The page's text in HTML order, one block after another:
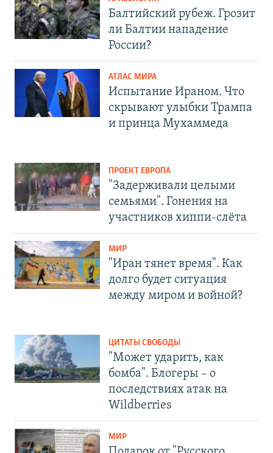
Балтийский рубеж. Грозит
ли Балтии нападение
России?
АТЛАС МИРА
Испытание Ираном. Что
скрывают улыбки Трампа
и принца Мухаммеда
ПРОЕКТ ЕВРОПА
"Задерживали целыми
семьями". Гонения на
участников хиппи-слёта
МИР
"Иран тянет время". Как
долго будет ситуация
между миром и войной?
ЦИТАТЫ СВОБОДЫ
"Может ударить, как
бомба". Блогеры – о
последствиях атак на
Wildberries
МИР